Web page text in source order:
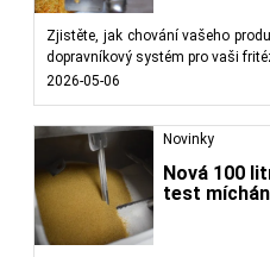
Zjistěte, jak chování vašeho
dopravníkový systém pro vaši
2026-05-06
Novinky
Nová 100
test